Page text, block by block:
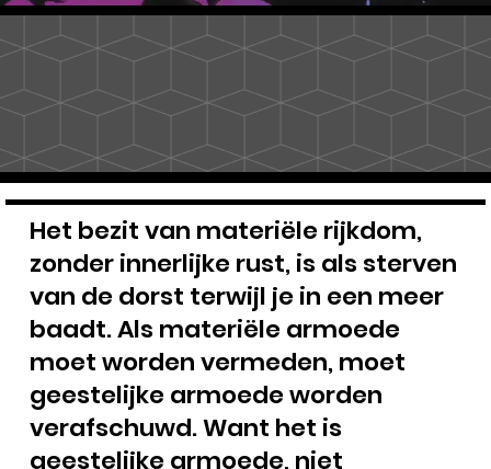
Het bezit van materiële rijkdom,
zonder innerlijke rust, is als sterven
van de dorst terwijl je in een meer
baadt. Als materiële armoede
moet worden vermeden, moet
geestelijke armoede worden
verafschuwd. Want het is
geestelijke armoede, niet